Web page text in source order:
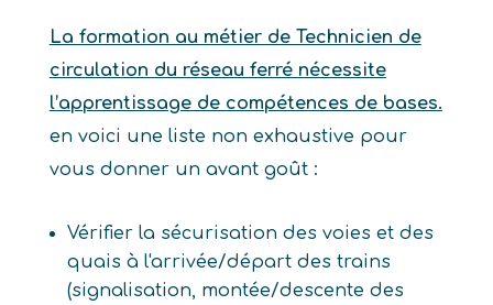
La formation au métier de Technicien de
circulation du réseau ferré nécessite
l’apprentissage de compétences de bases.
en voici une liste non exhaustive pour
vous donner un avant goût :
Vérifier la sécurisation des voies et des
quais à l'arrivée/départ des trains
(signalisation, montée/descente des